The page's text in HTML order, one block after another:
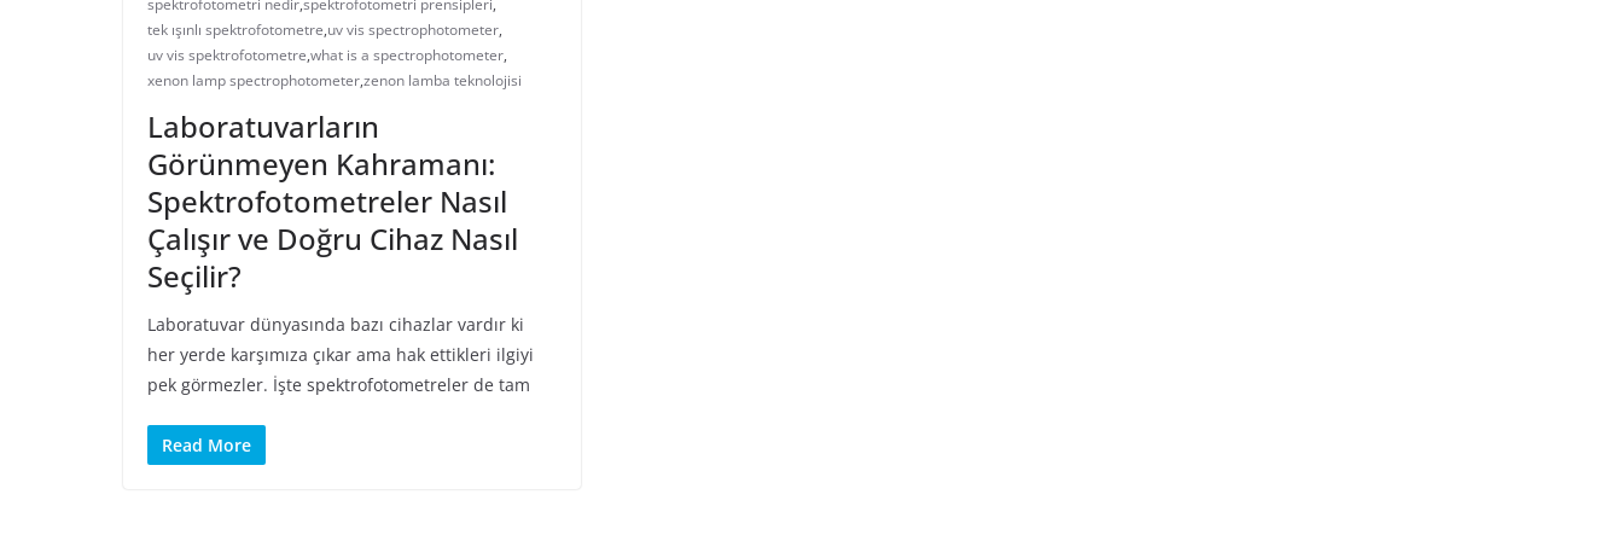
tek ışınlı spektrofotometre,uv vis spectrophotometer,
uv vis spektrofotometre,what is a spectrophotometer,
xenon lamp spectrophotometer,zenon lamba teknolojisi
Laboratuvarların
Görünmeyen Kahramanı:
Spektrofotometreler Nasıl
Çalışır ve Doğru Cihaz Nasıl
Seçilir?
Laboratuvar dünyasında bazı cihazlar vardır ki
her yerde karşımıza çıkar ama hak ettikleri ilgiyi
pek görmezler. İşte spektrofotometreler de tam
Read More